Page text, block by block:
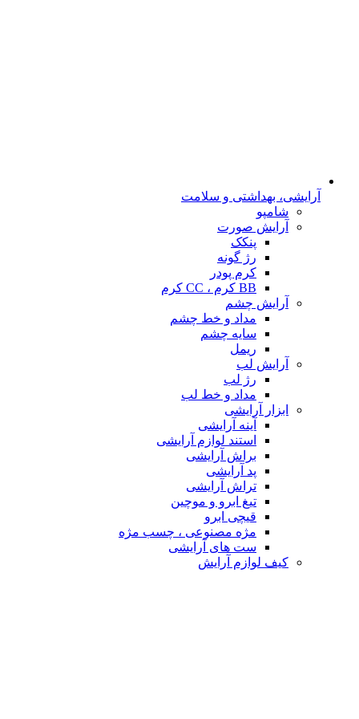
آرایشی، بهداشتی و سلامت
شامپو
آرایش صورت
پنکک
رژ گونه
کرم پودر
BB کرم ، CC کرم
آرایش چشم
مداد و خط چشم
سایه چشم
ریمل
آرایش لب
رژ لب
مداد و خط لب
ابزار آرایشی
آینه آرایشی
استند لوازم آرایشی
براش آرایشی
پد آرایشی
تراش آرایشی
تیغ ابرو و موچین
قیچی ابرو
مژه مصنوعی ، چسب مژه
ست های آرایشی
کیف لوازم آرایش